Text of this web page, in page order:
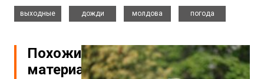
выходные
дожди
молдова
погода
Похожие
материалы